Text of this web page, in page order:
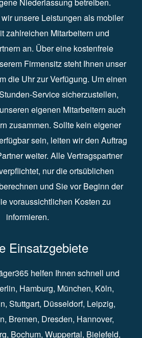
unsere Leistungen als mobiler
zahlreichen Mitarbeitern und
an. Über eine kostenfreie
Firmensitz steht Ihnen unser
die Uhr zur Verfügung. Um einen
Service sicherzustellen,
eigenen Mitarbeitern auch
zusammen. Sollte kein eigener
sein, leiten wir den Auftrag
weiter. Alle Vertragspartner
nur die ortsüblichen
und Sie vor Beginn der
voraussichtlichen Kosten zu
informieren.
Einsatzgebiete
helfen Ihnen schnell und
⁠, Hamburg⁠, München, Köln⁠,
⁠, Stuttgart⁠, Düsseldorf⁠, Leipzig⁠,
⁠, Bremen⁠, Dresden⁠, Hannover⁠,
⁠⁠, Bochum⁠, Wuppertal⁠⁠, Bielefeld⁠⁠,